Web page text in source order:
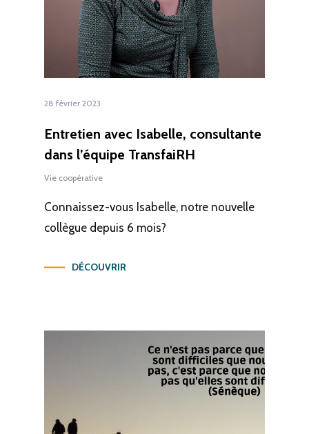
28 février 2023
Entretien avec Isabelle, consultante
dans l’équipe TransfaiRH
Vie coopérative
Connaissez-vous Isabelle, notre nouvelle
collègue depuis 6 mois?
DÉCOUVRIR